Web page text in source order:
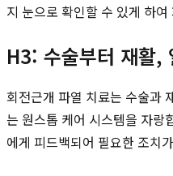
지 눈으로 확인할 수 있게 하
H3: 수술부터 재활,
회전근개 파열 치료는 수술과
는 원스톱 케어 시스템을 자랑
에게 피드백되어 필요한 조치